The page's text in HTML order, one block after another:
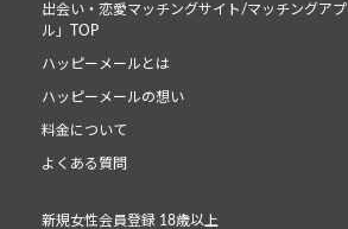
出会い・恋愛マッチングサイト/マッチングア
ル」TOP
ハッピーメールとは
ハッピーメールの想い
料金について
よくある質問
新規女性会員登録 18歳以上